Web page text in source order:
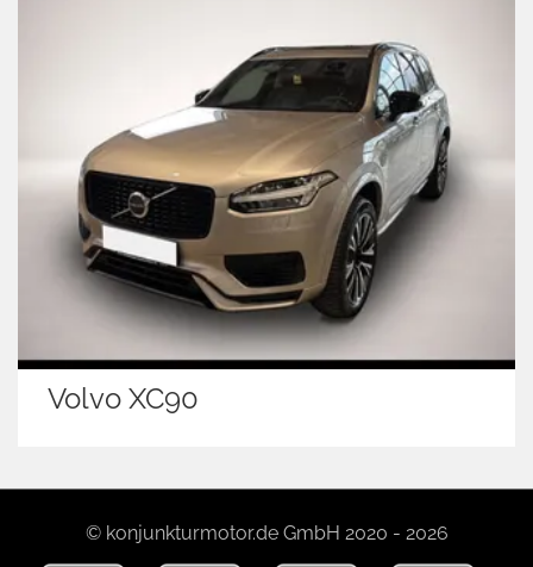
Volvo XC90
© konjunkturmotor.de GmbH 2020 - 2026